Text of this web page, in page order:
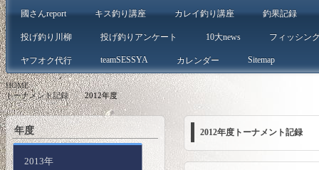
國さんreport キス釣り講座 カレイ釣り講座 釣果記録
投げ釣り川柳 投げ釣りアンケート 10大news フィッシン
ヤフオク代行 teamSESSYA カレンダー Sitemap
HOME>
トーナメント記録 > 2012年度
2012年度トーナメント記録
年度
2013年